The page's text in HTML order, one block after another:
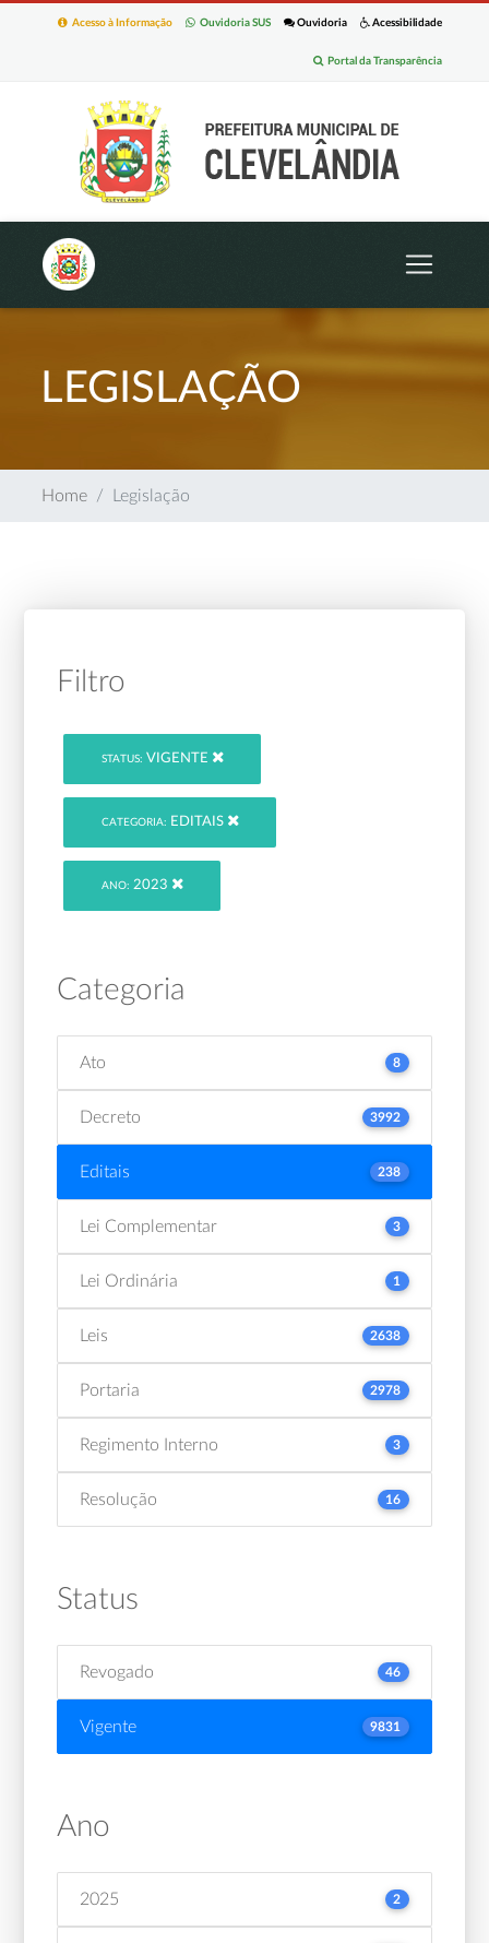
Acessibilidade
Ouvidoria
Ouvidoria SUS
Acesso à Informação
Portal da Transparência
LEGISLAÇÃO
Home Legislação
Filtro
STATUS: VIGENTE
CATEGORIA: EDITAIS
ANO: 2023
Categoria
Ato 8
Decreto 3992
Editais 238
Lei Complementar 3
Lei Ordinária 1
Leis 2638
Portaria 2978
Regimento Interno 3
Resolução 16
Status
Revogado 46
Vigente 9831
Ano
2025 2